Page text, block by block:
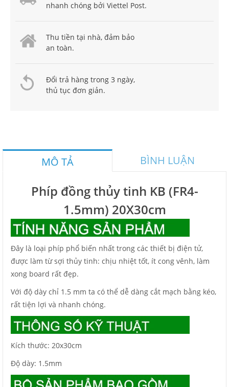
nhanh chóng bởi Viettel Post.
Thu tiền tại nhà, đảm bảo
an toàn.
Đổi trả hàng trong 3 ngày,
thủ tục đơn giản.
MÔ TẢ BÌNH LUẬN
Phíp đồng thủy tinh KB (FR4-
1.5mm) 20X30cm
Đây là loại phíp phổ biến nhất trong các thiết bị điện tử,
được làm từ sợi thủy tinh: chịu nhiệt tốt, ít cong vênh, làm
xong board rất đẹp.
Với độ dày chỉ 1.5 mm ta có thể dễ dàng cắt mạch bằng kéo,
rất tiện lợi và nhanh chóng.
Kích thước: 20x30cm
Độ dày: 1.5mm